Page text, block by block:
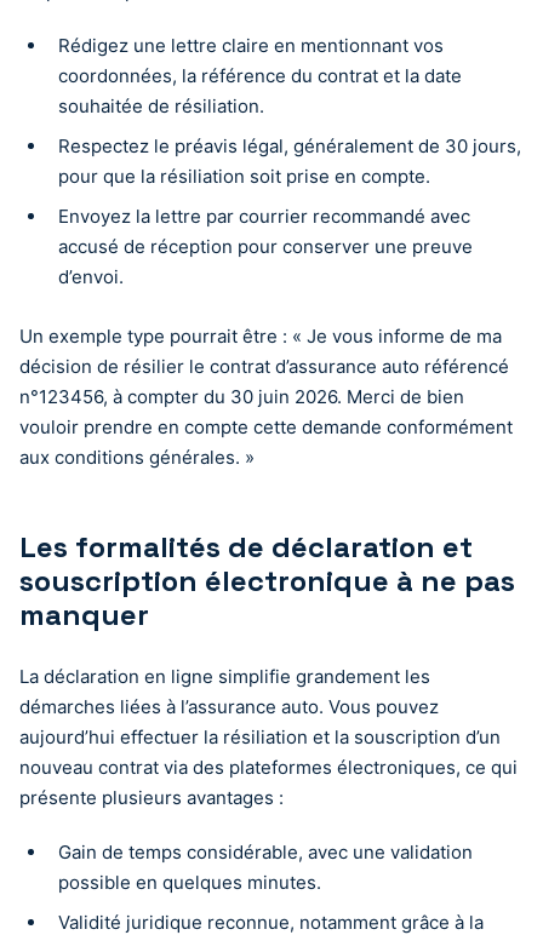
Rédigez une lettre claire en mentionnant vos
coordonnées, la référence du contrat et la date
souhaitée de résiliation.
Respectez le préavis légal, généralement de 30 jours,
pour que la résiliation soit prise en compte.
Envoyez la lettre par courrier recommandé avec
accusé de réception pour conserver une preuve
d’envoi.
Un exemple type pourrait être : « Je vous informe de ma
décision de résilier le contrat d’assurance auto référencé
n°123456, à compter du 30 juin 2026. Merci de bien
vouloir prendre en compte cette demande conformément
aux conditions générales. »
Les formalités de déclaration et
souscription électronique à ne pas
manquer
La déclaration en ligne simplifie grandement les
démarches liées à l’assurance auto. Vous pouvez
aujourd’hui effectuer la résiliation et la souscription d’un
nouveau contrat via des plateformes électroniques, ce qui
présente plusieurs avantages :
Gain de temps considérable, avec une validation
possible en quelques minutes.
Validité juridique reconnue, notamment grâce à la